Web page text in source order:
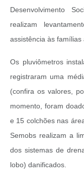
Desenvolvimento
realizam
assistência às famílias
Os pluviômetros
registraram uma
(confira os valores,
momento, foram
e 15 colchões nas
Semobs realizam a
dos sistemas de
lobo) danificados.